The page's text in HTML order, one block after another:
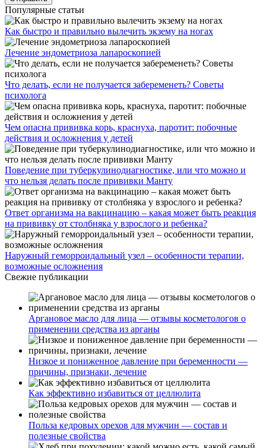
Популярные статьи
Как быстро и правильно вылечить экзему на ногах
Лечение эндометриоза лапароскопией
Что делать, если не получается забеременеть? Советы
психолога
Чем опасна прививка корь, краснуха, паротит: побочные
действия и осложнения у детей
Поведение при туберкулинодиагностике, или что можно и
что нельзя делать после прививки Манту
Ответ организма на вакцинацию – какая может быть реакция
на прививку от столбняка у взрослого и ребенка?
Наружный геморроидальный узел – особенности терапии,
возможные осложнения
Свежие публикации
Аргановое масло для лица — отзывы косметологов о
применении средства из арганы
Низкое и пониженное давление при беременности —
причины, признаки, лечение
Как эффективно избавиться от целлюлита
Польза кедровых орехов для мужчин — состав и
полезные свойства